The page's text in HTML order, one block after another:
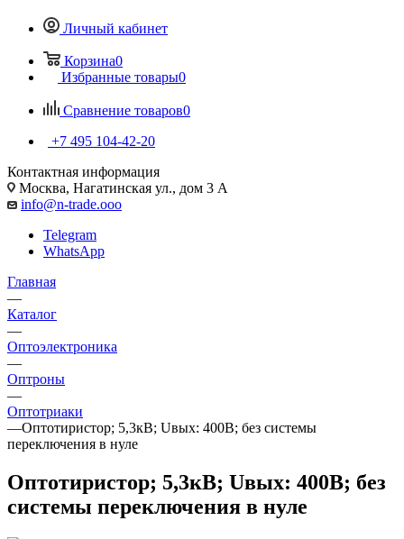
Личный кабинет
Корзина0
Избранные товары0
Сравнение товаров0
+7 495 104-42-20
Контактная информация
Москва, Нагатинская ул., дом 3 А
info@n-trade.ooo
Telegram
WhatsApp
Главная
—
Каталог
—
Oптоэлектроника
—
Оптроны
—
Оптотриаки
—Оптотиристор; 5,3кВ; Uвых: 400В; без системы
переключения в нуле
Оптотиристор; 5,3кВ; Uвых: 400В; без
системы переключения в нуле